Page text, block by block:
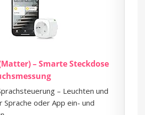
– Smarte Steckdose
– Leuchten und
Sprache oder App ein- und